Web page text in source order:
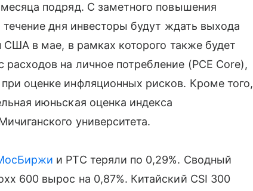
подряд. С заметного повышения
дня инвесторы будут ждать выхода
США в мае, в рамках которого также будет
на личное потребление (PCE Core),
оценке инфляционных рисков. Кроме того,
июньская оценка индекса
университета.
и РТС теряли по 0,29%. Сводный
600 вырос на 0,87%. Китайский CSI 300